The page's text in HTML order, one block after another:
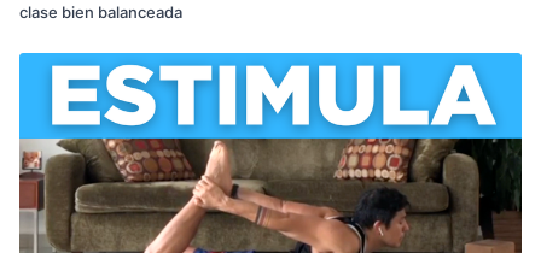
clase bien balanceada